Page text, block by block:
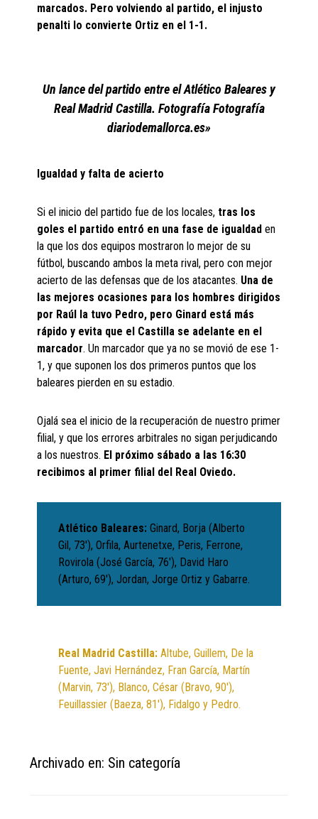
marcados. Pero volviendo al partido, el injusto
penalti lo convierte Ortiz en el 1-1.
Un lance del partido entre el Atlético Baleares y
Real Madrid Castilla. Fotografía Fotografía
diariodemallorca.es»
Igualdad y falta de acierto
Si el inicio del partido fue de los locales, tras los
goles el partido entró en una fase de igualdad en
la que los dos equipos mostraron lo mejor de su
fútbol, buscando ambos la meta rival, pero con mejor
acierto de las defensas que de los atacantes. Una de
las mejores ocasiones para los hombres dirigidos
por Raúl la tuvo Pedro, pero Ginard está más
rápido y evita que el Castilla se adelante en el
marcador. Un marcador que ya no se movió de ese 1-
1, y que suponen los dos primeros puntos que los
baleares pierden en su estadio.
Ojalá sea el inicio de la recuperación de nuestro primer
filial, y que los errores arbitrales no sigan perjudicando
a los nuestros. El próximo sábado a las 16:30
recibimos al primer filial del Real Oviedo.
Atlético Baleares: Ginard, Borja (Alberto
Gil, 73′), Orfila, Aurtenetxe, Peris, Ferrone,
Rovirola (José García, 76′), David Haro
(Arturo, 69′), Jordan, Jorge Ortiz y Gabarre.
Real Madrid Castilla: Altube, Guillem, De la
Fuente, Javi Hernández, Fran García, Martín
(Marvin, 73′), Blanco, César (Bravo, 90′),
Feuillassier (Baeza, 81′), Fidalgo y Pedro.
Archivado en: Sin categoría